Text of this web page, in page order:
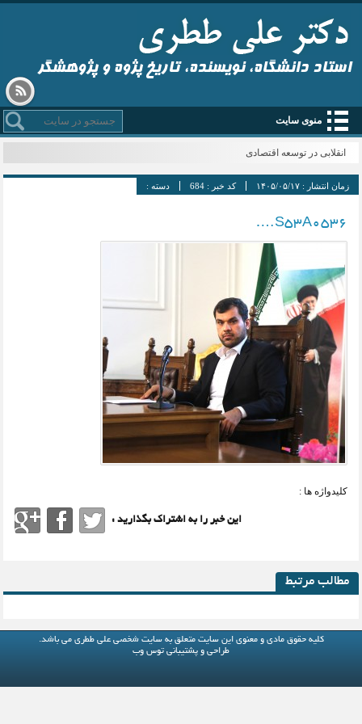
استاد دانشگاه، نویسنده، تاریخ پژوه و پژوهشگر
منوی سایت
انقلابی در توسعه اقتصادی
زمان انتشار :۱۴۰۵/۰۵/۱۷ کد خبر :684 دسته :
S53A0536….
کلیدواژه ها :
این خبر را به اشتراک بگذارید :
مطالب مرتبط
کلیه حقوق مادی و معنوی این سایت متعلق بهسایت شخصی علی ططری می باشد.
طراحی و پشتیبانی توس وب